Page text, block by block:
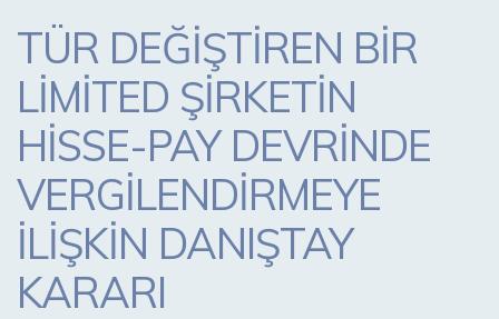
TÜR DEĞİŞTİREN BİR
LİMİTED ŞİRKETİN
HİSSE-PAY DEVRİNDE
VERGİLENDİRMEYE
İLİŞKİN DANIŞTAY
KARARI